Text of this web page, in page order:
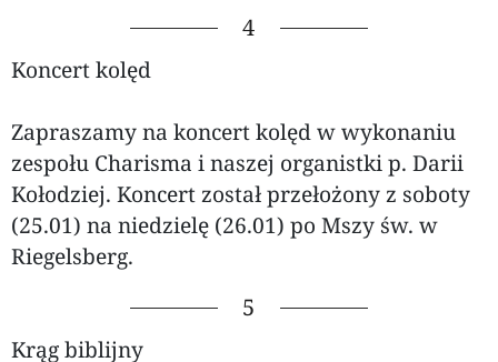
4
Koncert kolęd
Zapraszamy na koncert kolęd w wykonaniu
zespołu Charisma i naszej organistki p. Darii
Kołodziej. Koncert został przełożony z soboty
(25.01) na niedzielę (26.01) po Mszy św. w
Riegelsberg.
5
Krąg biblijny